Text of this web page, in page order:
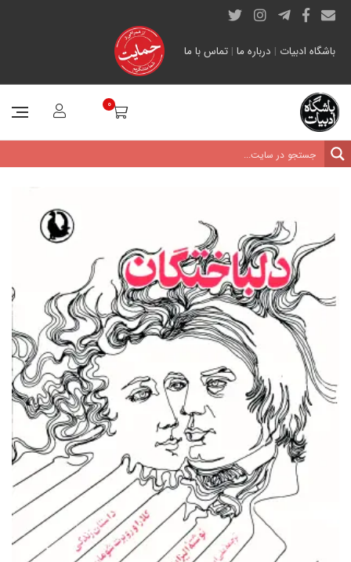
باشگاه ادبیات | درباره ما | تماس با ما
0